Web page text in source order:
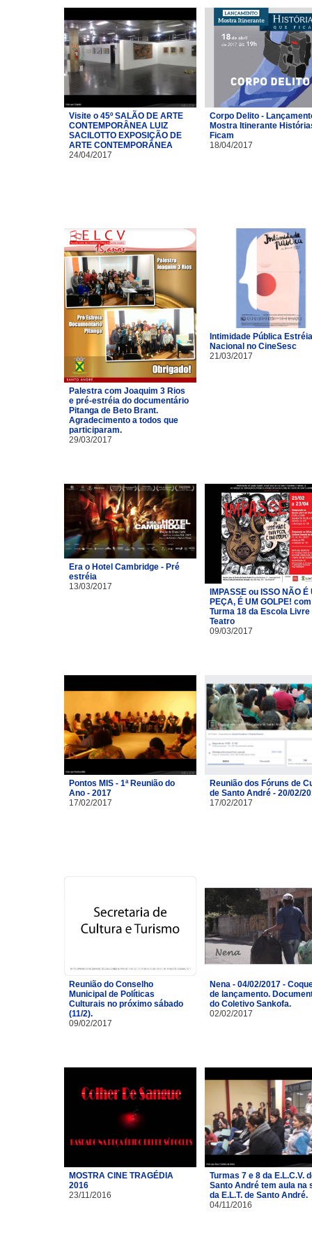
Visite o 45º SALÃO DE ARTE
CONTEMPORÂNEA LUIZ
SACILOTTO EXPOSIÇÃO DE
ARTE CONTEMPORÂNEA
24/04/2017
Corpo Delito -
Mostra Itinerante
Ficam
18/04/2017
Palestra com Joaquim 3 Rios
e pré-estréia do documentário
Pitanga de Beto Brant.
Agradecimento a todos que
participaram.
29/03/2017
Intimidade Pública Estréia
Nacional no CineSesc
21/03/2017
Era o Hotel Cambridge - Pré
estréia
13/03/2017
IMPASSE ou ISSO NÃO É
PEÇA, É UM GOLPE!
Turma 18 da Escola Livre
Teatro​
09/03/2017
Pontos MIS - 1ª Reunião do
Ano - 2017
17/02/2017
Reunião dos Fóruns de
de Santo André - 20/02/
17/02/2017
Reunião do Conselho
Municipal de Políticas
Culturais no próximo sábado
(11/2).
09/02/2017
Nena - 04/02/2017 -
de lançamento.
do Coletivo Sankofa.
02/02/2017
MOSTRA CINE TRAGÉDIA
2016
23/11/2016
Turmas 7 e 8 da E.L.C.V.
Santo André tem aula na
da E.L.T. de Santo André.
04/11/2016